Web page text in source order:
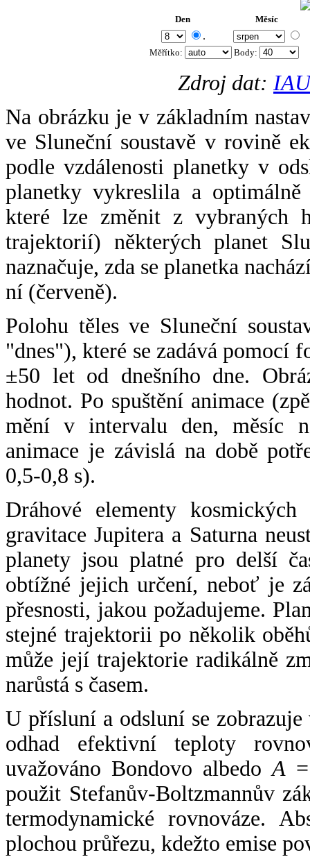
Den Měsíc
.
Měřítko: Body:
Zdroj dat:
Na obrázku je v základním
ve Sluneční soustavě v rovině
podle vzdálenosti planetky v
planetky vykreslila a
které lze změnit z vybraných
trajektorií) některých planet
naznačuje, zda se planetka
ní (červeně).
Polohu těles ve Sluneční
"dnes"), které se zadává pomocí
±50 let od dnešního dne.
hodnot. Po spuštění animace
mění v intervalu den, měsíc
animace je závislá na době
0,5-0,8 s).
Dráhové elementy
gravitace Jupitera a Saturna
planety jsou platné pro delší
obtížné jejich určení, neboť je
přesnosti, jakou požadujeme.
stejné trajektorii po několik
může její trajektorie radikálně
narůstá s časem.
U přísluní a odsluní se
odhad efektivní teploty
uvažováno Bondovo albedoA
použit Stefanův-Boltzmannův
termodynamické rovnováze.
plochou průřezu, kdežto emise